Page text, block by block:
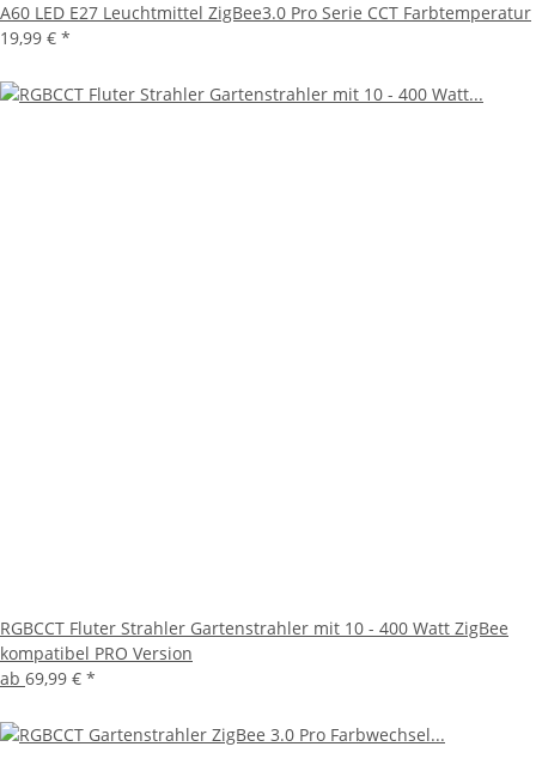
A60 LED E27 Leuchtmittel ZigBee3.0 Pro Serie CCT Farbtemperatur
19,99 € *
RGBCCT Fluter Strahler Gartenstrahler mit 10 - 400 Watt ZigBee
kompatibel PRO Version
ab 69,99 € *